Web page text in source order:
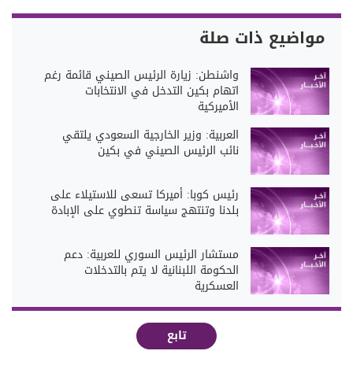
مواضيع ذات صلة
واشنطن: زيارة الرئيس الصيني قائمة رغم
اتهام بكين التدخل في الانتخابات
الأميركية
العربية: وزير الخارجية السعودي يلتقي
نائب الرئيس الصيني في بكين
رئيس كوبا: أميركا تسعى للاستيلاء على
بلدنا وتنتهج سياسة تنطوي على الإبادة
مستشار الرئيس السوري للعربية: دعم
الحكومة اللبنانية لا يتم بالتدخلات
العسكرية
تابع